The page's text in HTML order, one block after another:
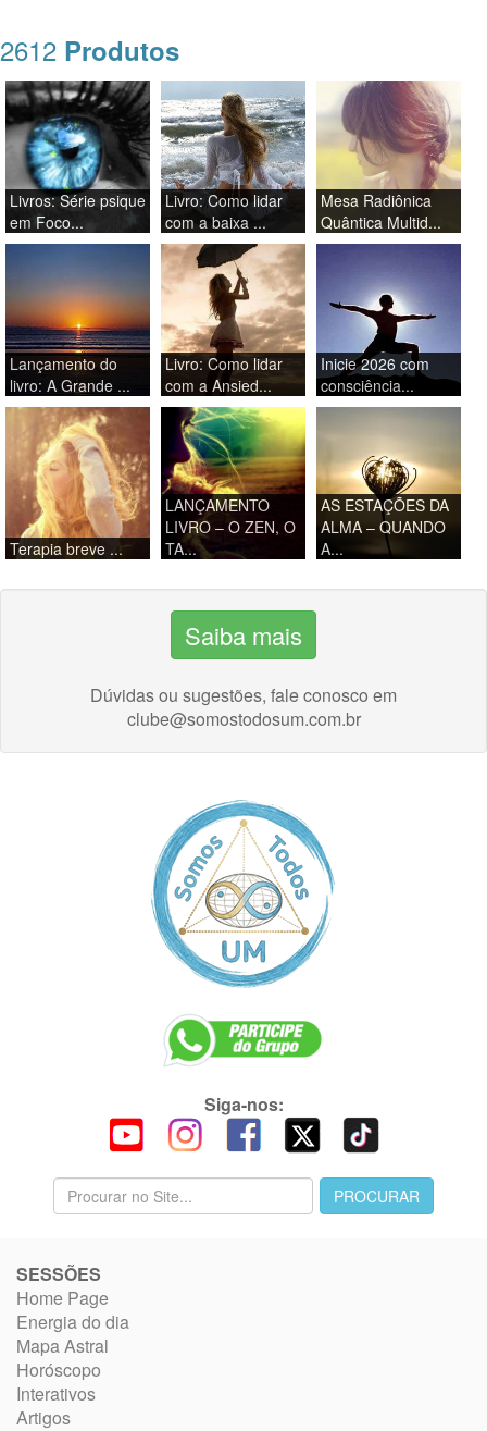
2612 Produtos
Livros: Série psique
em Foco...
Livro: Como lidar
com a baixa ...
Mesa Radiônica
Quântica Multid...
Lançamento do
livro: A Grande ...
Livro: Como lidar
com a Ansied...
Inicie 2026 com
consciência...
Terapia breve ...
LANÇAMENTO
LIVRO – O ZEN, O
TA...
AS ESTAÇÕES DA
ALMA – QUANDO
A...
Saiba mais
Dúvidas ou sugestões, fale conosco em
clube@somostodosum.com.br
Siga-nos:
SESSÕES
Home Page
Energia do dia
Mapa Astral
Horóscopo
Interativos
Artigos